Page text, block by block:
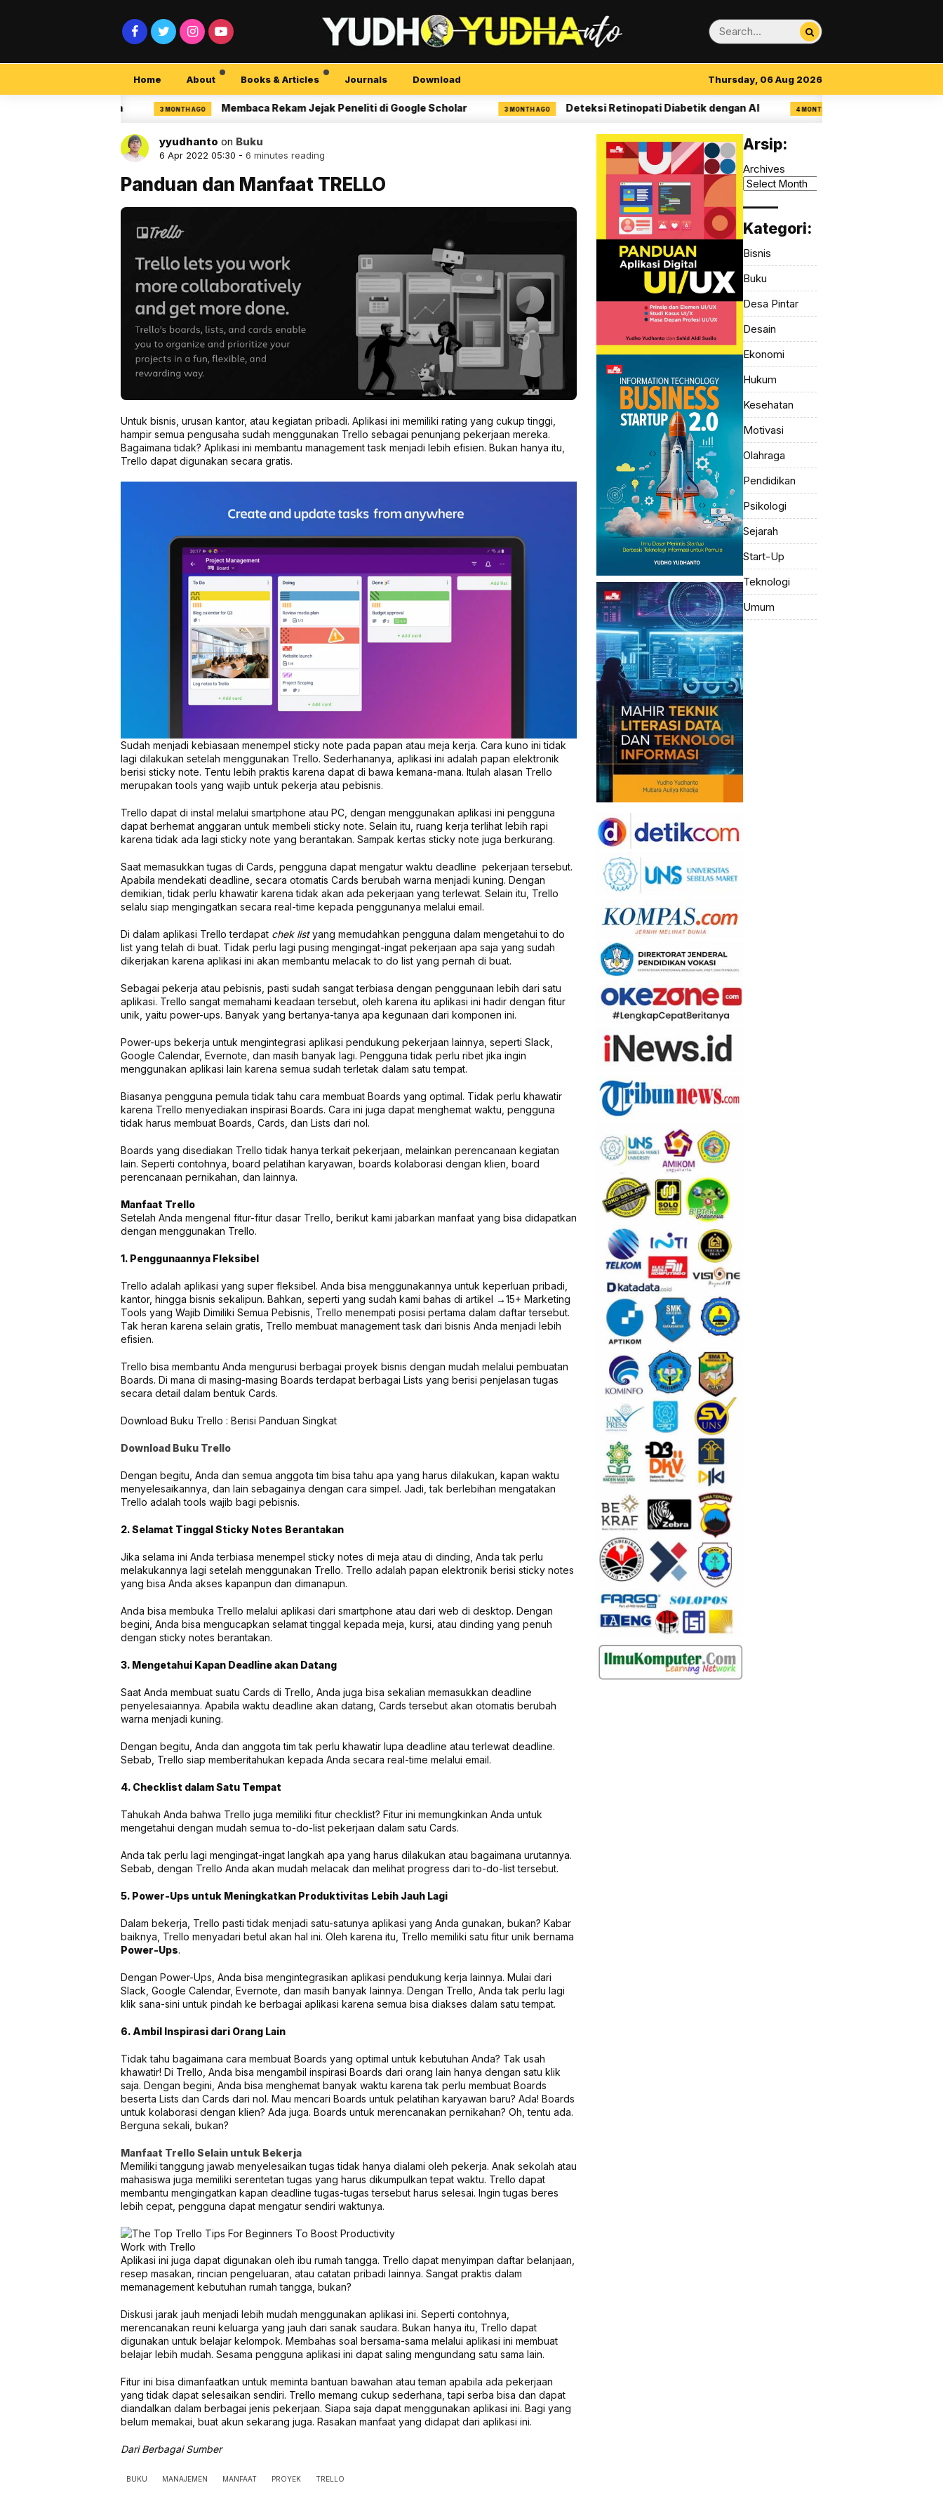
Home About Books & Articles Journals Download Thursday, 06 Aug 2026
3 MONTH AGO Membaca Rekam Jejak Peneliti di Google Scholar 3 MONTH AGO Deteksi Retinopati Diabetik dengan AI 4 MONTH AGO 14 Aturan Visual Clarity
yyudhanto on Buku
6 Apr 2022 05:30 - 6 minutes reading
Panduan dan Manfaat TRELLO
Untuk bisnis, urusan kantor, atau kegiatan pribadi. Aplikasi ini memiliki rating yang cukup tinggi,
hampir semua pengusaha sudah menggunakan Trello sebagai penunjang pekerjaan mereka.
Bagaimana tidak? Aplikasi ini membantu management task menjadi lebih efisien. Bukan hanya itu,
Trello dapat digunakan secara gratis.
Sudah menjadi kebiasaan menempel sticky note pada papan atau meja kerja. Cara kuno ini tidak
lagi dilakukan setelah menggunakan Trello. Sederhananya, aplikasi ini adalah papan elektronik
berisi sticky note. Tentu lebih praktis karena dapat di bawa kemana-mana. Itulah alasan Trello
merupakan tools yang wajib untuk pekerja atau pebisnis.
Trello dapat di instal melalui smartphone atau PC, dengan menggunakan aplikasi ini pengguna
dapat berhemat anggaran untuk membeli sticky note. Selain itu, ruang kerja terlihat lebih rapi
karena tidak ada lagi sticky note yang berantakan. Sampak kertas sticky note juga berkurang.
Saat memasukkan tugas di Cards, pengguna dapat mengatur waktu deadline pekerjaan tersebut.
Apabila mendekati deadline, secara otomatis Cards berubah warna menjadi kuning. Dengan
demikian, tidak perlu khawatir karena tidak akan ada pekerjaan yang terlewat. Selain itu, Trello
selalu siap mengingatkan secara real-time kepada penggunanya melalui email.
Di dalam aplikasi Trello terdapat chek listyang memudahkan pengguna dalam mengetahui to do
list yang telah di buat. Tidak perlu lagi pusing mengingat-ingat pekerjaan apa saja yang sudah
dikerjakan karena aplikasi ini akan membantu melacak to do list yang pernah di buat.
Sebagai pekerja atau pebisnis, pasti sudah sangat terbiasa dengan penggunaan lebih dari satu
aplikasi. Trello sangat memahami keadaan tersebut, oleh karena itu aplikasi ini hadir dengan fitur
unik, yaitu power-ups. Banyak yang bertanya-tanya apa kegunaan dari komponen ini.
Power-ups bekerja untuk mengintegrasi aplikasi pendukung pekerjaan lainnya, seperti Slack,
Google Calendar, Evernote, dan masih banyak lagi. Pengguna tidak perlu ribet jika ingin
menggunakan aplikasi lain karena semua sudah terletak dalam satu tempat.
Biasanya pengguna pemula tidak tahu cara membuat Boards yang optimal. Tidak perlu khawatir
karena Trello menyediakan inspirasi Boards. Cara ini juga dapat menghemat waktu, pengguna
tidak harus membuat Boards, Cards, dan Lists dari nol.
Boards yang disediakan Trello tidak hanya terkait pekerjaan, melainkan perencanaan kegiatan
lain. Seperti contohnya, board pelatihan karyawan, boards kolaborasi dengan klien, board
perencanaan pernikahan, dan lainnya.
Manfaat Trello
Setelah Anda mengenal fitur-fitur dasar Trello, berikut kami jabarkan manfaat yang bisa didapatkan
dengan menggunakan Trello.
1. Penggunaannya Fleksibel
Trello adalah aplikasi yang super fleksibel. Anda bisa menggunakannya untuk keperluan pribadi,
kantor, hingga bisnis sekalipun. Bahkan, seperti yang sudah kami bahas di artikel →15+ Marketing
Tools yang Wajib Dimiliki Semua Pebisnis, Trello menempati posisi pertama dalam daftar tersebut.
Tak heran karena selain gratis, Trello membuat management task dari bisnis Anda menjadi lebih
efisien.
Trello bisa membantu Anda mengurusi berbagai proyek bisnis dengan mudah melalui pembuatan
Boards. Di mana di masing-masing Boards terdapat berbagai Lists yang berisi penjelasan tugas
secara detail dalam bentuk Cards.
Download Buku Trello : Berisi Panduan Singkat
Download Buku Trello
Dengan begitu, Anda dan semua anggota tim bisa tahu apa yang harus dilakukan, kapan waktu
menyelesaikannya, dan lain sebagainya dengan cara simpel. Jadi, tak berlebihan mengatakan
Trello adalah tools wajib bagi pebisnis.
2. Selamat Tinggal Sticky Notes Berantakan
Jika selama ini Anda terbiasa menempel sticky notes di meja atau di dinding, Anda tak perlu
melakukannya lagi setelah menggunakan Trello. Trello adalah papan elektronik berisi sticky notes
yang bisa Anda akses kapanpun dan dimanapun.
Anda bisa membuka Trello melalui aplikasi dari smartphone atau dari web di desktop. Dengan
begini, Anda bisa mengucapkan selamat tinggal kepada meja, kursi, atau dinding yang penuh
dengan sticky notes berantakan.
3. Mengetahui Kapan Deadline akan Datang
Saat Anda membuat suatu Cards di Trello, Anda juga bisa sekalian memasukkan deadline
penyelesaiannya. Apabila waktu deadline akan datang, Cards tersebut akan otomatis berubah
warna menjadi kuning.
Dengan begitu, Anda dan anggota tim tak perlu khawatir lupa deadline atau terlewat deadline.
Sebab, Trello siap memberitahukan kepada Anda secara real-time melalui email.
4. Checklist dalam Satu Tempat
Tahukah Anda bahwa Trello juga memiliki fitur checklist? Fitur ini memungkinkan Anda untuk
mengetahui dengan mudah semua to-do-list pekerjaan dalam satu Cards.
Anda tak perlu lagi mengingat-ingat langkah apa yang harus dilakukan atau bagaimana urutannya.
Sebab, dengan Trello Anda akan mudah melacak dan melihat progress dari to-do-list tersebut.
5. Power-Ups untuk Meningkatkan Produktivitas Lebih Jauh Lagi
Dalam bekerja, Trello pasti tidak menjadi satu-satunya aplikasi yang Anda gunakan, bukan? Kabar
baiknya, Trello menyadari betul akan hal ini. Oleh karena itu, Trello memiliki satu fitur unik bernama
Power-Ups.
Dengan Power-Ups, Anda bisa mengintegrasikan aplikasi pendukung kerja lainnya. Mulai dari
Slack, Google Calendar, Evernote, dan masih banyak lainnya. Dengan Trello, Anda tak perlu lagi
klik sana-sini untuk pindah ke berbagai aplikasi karena semua bisa diakses dalam satu tempat.
6. Ambil Inspirasi dari Orang Lain
Tidak tahu bagaimana cara membuat Boards yang optimal untuk kebutuhan Anda? Tak usah
khawatir! Di Trello, Anda bisa mengambil inspirasi Boards dari orang lain hanya dengan satu klik
saja. Dengan begini, Anda bisa menghemat banyak waktu karena tak perlu membuat Boards
beserta Lists dan Cards dari nol. Mau mencari Boards untuk pelatihan karyawan baru? Ada! Boards
untuk kolaborasi dengan klien? Ada juga. Boards untuk merencanakan pernikahan? Oh, tentu ada.
Berguna sekali, bukan?
Manfaat Trello Selain untuk Bekerja
Memiliki tanggung jawab menyelesaikan tugas tidak hanya dialami oleh pekerja. Anak sekolah atau
mahasiswa juga memiliki serentetan tugas yang harus dikumpulkan tepat waktu. Trello dapat
membantu mengingatkan kapan deadline tugas-tugas tersebut harus selesai. Ingin tugas beres
lebih cepat, pengguna dapat mengatur sendiri waktunya.
Work with Trello
Aplikasi ini juga dapat digunakan oleh ibu rumah tangga. Trello dapat menyimpan daftar belanjaan,
resep masakan, rincian pengeluaran, atau catatan pribadi lainnya. Sangat praktis dalam
memanagement kebutuhan rumah tangga, bukan?
Diskusi jarak jauh menjadi lebih mudah menggunakan aplikasi ini. Seperti contohnya,
merencanakan reuni keluarga yang jauh dari sanak saudara. Bukan hanya itu, Trello dapat
digunakan untuk belajar kelompok. Membahas soal bersama-sama melalui aplikasi ini membuat
belajar lebih mudah. Sesama pengguna aplikasi ini dapat saling mengundang satu sama lain.
Fitur ini bisa dimanfaatkan untuk meminta bantuan bawahan atau teman apabila ada pekerjaan
yang tidak dapat selesaikan sendiri. Trello memang cukup sederhana, tapi serba bisa dan dapat
diandalkan dalam berbagai jenis pekerjaan. Siapa saja dapat menggunakan aplikasi ini. Bagi yang
belum memakai, buat akun sekarang juga. Rasakan manfaat yang didapat dari aplikasi ini.
Dari Berbagai Sumber
BUKU MANAJEMEN MANFAAT PROYEK TRELLO
Arsip:
Archives
Kategori:
Bisnis
Buku
Desa Pintar
Desain
Ekonomi
Hukum
Kesehatan
Motivasi
Olahraga
Pendidikan
Psikologi
Sejarah
Start-Up
Teknologi
Umum